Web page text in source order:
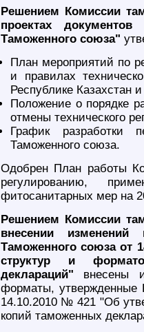
Решением Комиссии
проектах
Таможенного союза"
План мероприятий по
и правилах
Республике Казахстан
Положение о порядке
отмены технического
График разработки
Таможенного союза.
Одобрен План работы
регулированию,
фитосанитарных мер на
Решением Комиссии
внесении
Таможенного союза от
структур и
деклараций" внесены
форматы, утвержденные
14.10.2010 № 421 "Об
копий таможенных